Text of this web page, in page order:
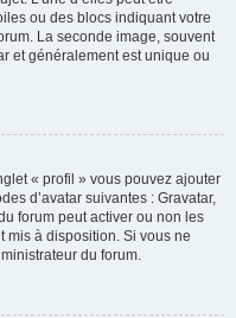
ou des blocs indiquant votre
La seconde image, souvent
et généralement est unique ou
« profil » vous pouvez ajouter
d’avatar suivantes : Gravatar,
forum peut activer ou non les
mis à disposition. Si vous ne
du forum.